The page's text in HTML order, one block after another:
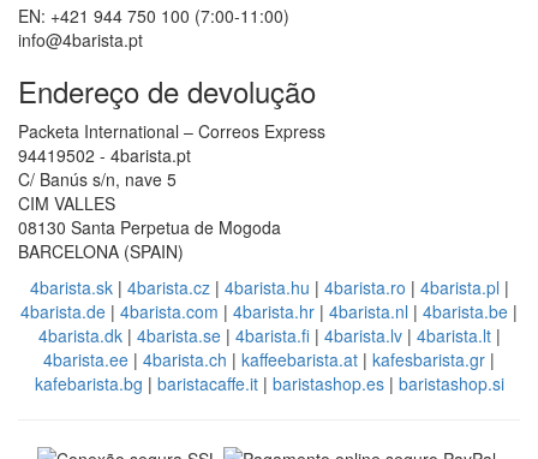
EN: +421 944 750 100 (7:00-11:00)
info@4barista.pt
Endereço de devolução
Packeta International – Correos Express
94419502 - 4barista.pt
C/ Banús s/n, nave 5
CIM VALLES
08130 Santa Perpetua de Mogoda
BARCELONA (SPAIN)
4barista.sk| 4barista.cz| 4barista.hu | 4barista.ro | 4barista.pl |
4barista.de | 4barista.com | 4barista.hr | 4barista.nl | 4barista.be |
4barista.dk| 4barista.se| 4barista.fi| 4barista.lv| 4barista.lt|
4barista.ee | 4barista.ch | kaffeebarista.at | kafesbarista.gr |
kafebarista.bg | baristacaffe.it| baristashop.es| baristashop.si